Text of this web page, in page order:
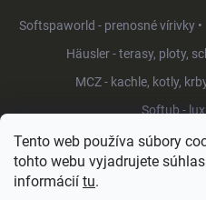
Tento web používa súbory
tohto webu vyjadrujete
informácií tu.
Softspaworld - prenosné vírivky •
Häusler - terasy, ploty,
MCZ - kachle, kotly,
Softub -